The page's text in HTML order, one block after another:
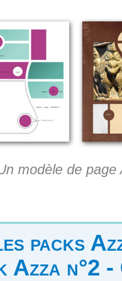
modèle de page
packs
Azza n°2